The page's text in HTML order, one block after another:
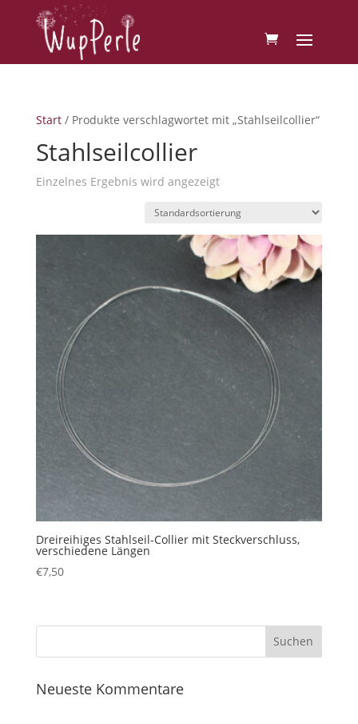
Start/ Produkte verschlagwortet mit „Stahlseilcollier“
Stahlseilcollier
Einzelnes Ergebnis wird angezeigt
Dreireihiges Stahlseil-Collier mit Steckverschluss,
verschiedene Längen
€7,50
Neueste Kommentare